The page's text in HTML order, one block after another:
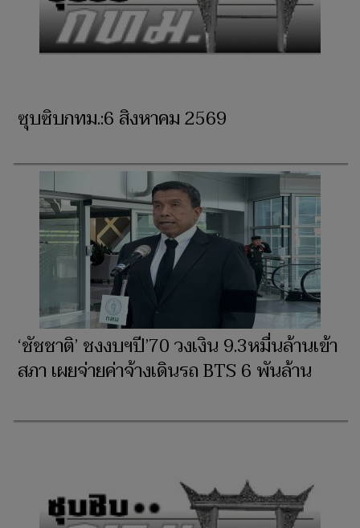
ซุบซิบกทม.:6 สิงหาคม 2569
‘ชัชชาติ’ ชงงบฯปี’70 วงเงิน 9.3หมื่นล้านเข้า
สภา เผยจ่ายค่าจ้างเดินรถ BTS 6 พันล้าน